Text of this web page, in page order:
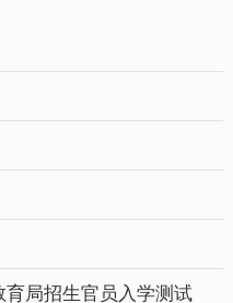
局招生官员入学测试